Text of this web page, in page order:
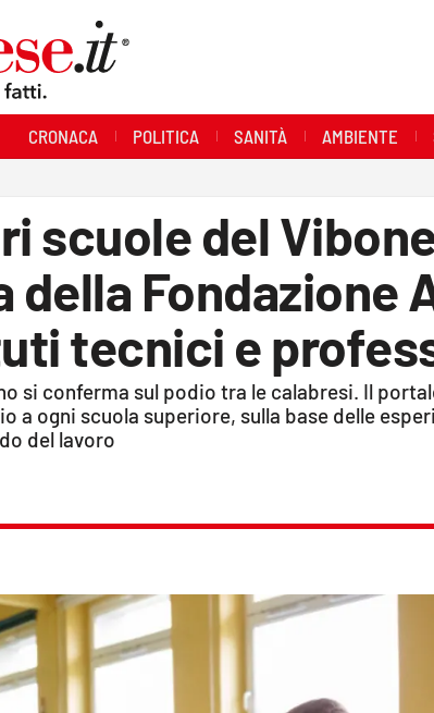
CRONACA POLITICA SANITÀ AMBIENTE
scuole del
Fondazione
tecnici e
si conferma sul podio tra le calabresi. Il
a ogni scuola superiore, sulla base delle
del lavoro